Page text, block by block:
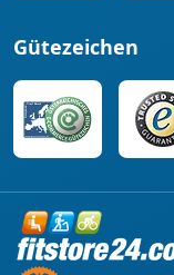
Gütezeichen